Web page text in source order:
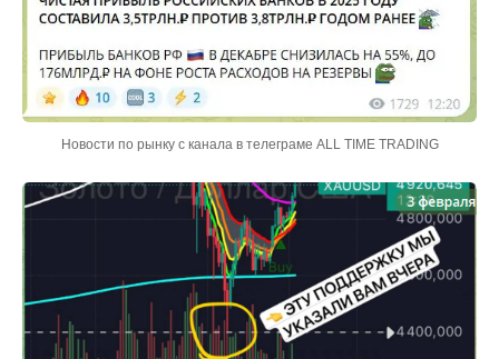
Новости по рынку с канала в телеграме ALL TIME TRADING